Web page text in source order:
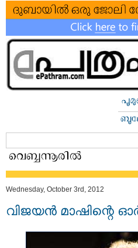
Wednesday, October 3rd, 2012
വിജയന്‍ മാഷിന്റെ